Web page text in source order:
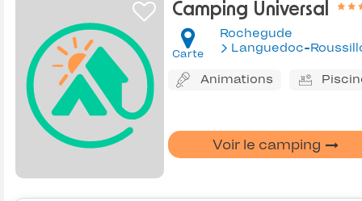
Camping Universal
Carte
Rochegude
Languedoc-
Animations
Voir le camping